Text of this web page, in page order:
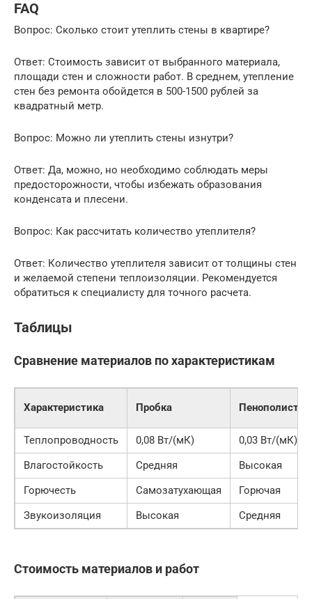
FAQ
Вопрос: Сколько стоит утеплить стены в квартире?
Ответ: Стоимость зависит от выбранного материала,
площади стен и сложности работ. В среднем, утепление
стен без ремонта обойдется в 500-1500 рублей за
квадратный метр.
Вопрос: Можно ли утеплить стены изнутри?
Ответ: Да, можно, но необходимо соблюдать меры
предосторожности, чтобы избежать образования
конденсата и плесени.
Вопрос: Как рассчитать количество утеплителя?
Ответ: Количество утеплителя зависит от толщины стен
и желаемой степени теплоизоляции. Рекомендуется
обратиться к специалисту для точного расчета.
Таблицы
Сравнение материалов по характеристикам
Характеристика Пробка
Теплопроводность 0,08 Вт/(мК)
0,03 Вт/(мК)
Влагостойкость
Средняя
Высокая
Горючесть
Самозатухающая
Горючая
Звукоизоляция
Высокая Средняя
Стоимость материалов и работ